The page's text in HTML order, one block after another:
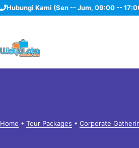
Hubungi Kami (Sen -- Jum, 09:00 --
Home • Tour Packages • Corporate